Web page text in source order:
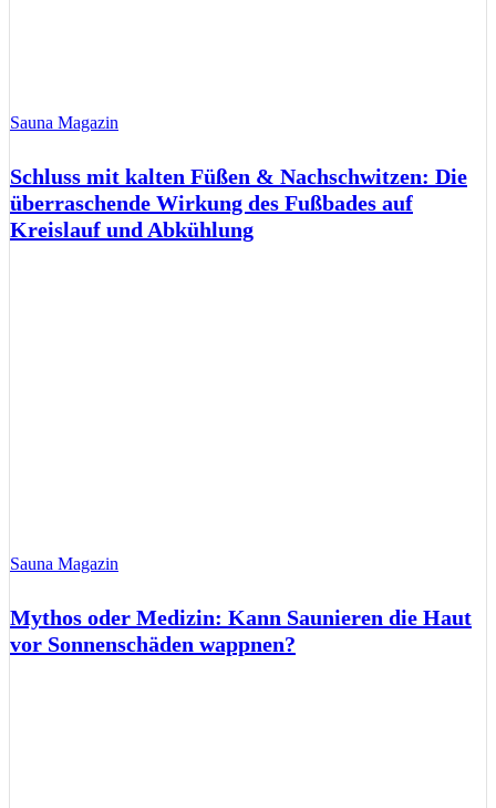
Sauna Magazin
Schluss mit kalten Füßen & Nachschwitzen: Die
überraschende Wirkung des Fußbades auf
Kreislauf und Abkühlung
Sauna Magazin
Mythos oder Medizin: Kann Saunieren die Haut
vor Sonnenschäden wappnen?